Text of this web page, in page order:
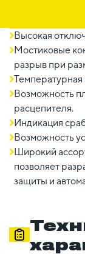
Высокая
Мостиковые
разрыв при
Возможность
расцепителя.
Индикация
Возможность
Широкий
позволяет
защиты и